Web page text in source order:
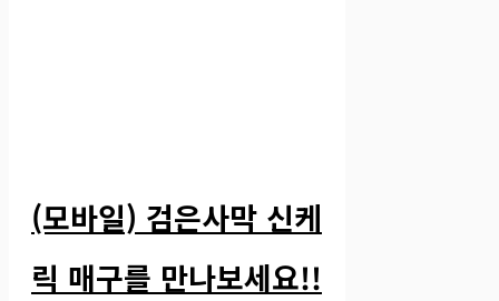
(모바일) 검은사막 신케
릭 매구를 만나보세요!!